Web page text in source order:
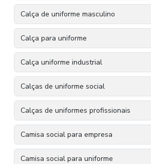
Calça de uniforme masculino
Calça para uniforme
Calça uniforme industrial
Calças de uniforme social
Calças de uniformes profissionais
Camisa social para empresa
Camisa social para uniforme